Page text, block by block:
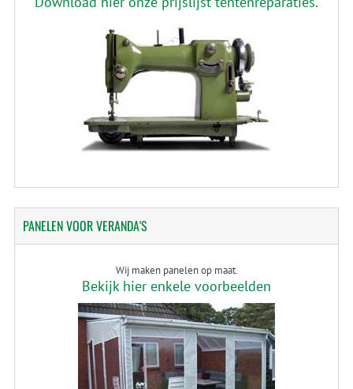
PANELENVOOR VERANDA'S
Wij maken panelen op maat.
Bekijk hier enkele voorbeelden